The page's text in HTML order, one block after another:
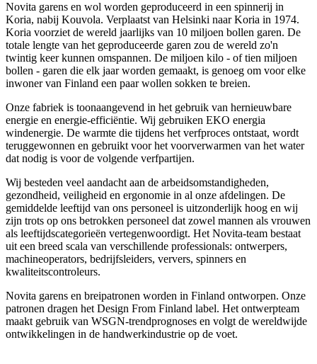
Novita garens en wol worden geproduceerd in een spinnerij in
Koria, nabij Kouvola. Verplaatst van Helsinki naar Koria in 1974.
Koria voorziet de wereld jaarlijks van 10 miljoen bollen garen. De
totale lengte van het geproduceerde garen zou de wereld zo'n
twintig keer kunnen omspannen. De miljoen kilo - of tien miljoen
bollen - garen die elk jaar worden gemaakt, is genoeg om voor elke
inwoner van Finland een paar wollen sokken te breien.
Onze fabriek is toonaangevend in het gebruik van hernieuwbare
energie en energie-efficiëntie. Wij gebruiken EKO energia
windenergie. De warmte die tijdens het verfproces ontstaat, wordt
teruggewonnen en gebruikt voor het voorverwarmen van het water
dat nodig is voor de volgende verfpartijen.
Wij besteden veel aandacht aan de arbeidsomstandigheden,
gezondheid, veiligheid en ergonomie in al onze afdelingen. De
gemiddelde leeftijd van ons personeel is uitzonderlijk hoog en wij
zijn trots op ons betrokken personeel dat zowel mannen als vrouwen
als leeftijdscategorieën vertegenwoordigt. Het Novita-team bestaat
uit een breed scala van verschillende professionals: ontwerpers,
machineoperators, bedrijfsleiders, ververs, spinners en
kwaliteitscontroleurs.
Novita garens en breipatronen worden in Finland ontworpen. Onze
patronen dragen het Design From Finland label. Het ontwerpteam
maakt gebruik van WSGN-trendprognoses en volgt de wereldwijde
ontwikkelingen in de handwerkindustrie op de voet.